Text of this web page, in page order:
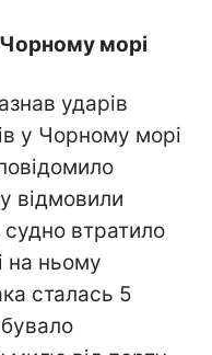
морі
ударів
у Чорному морі
відмовили
судно втратило
на ньому
сталась 5